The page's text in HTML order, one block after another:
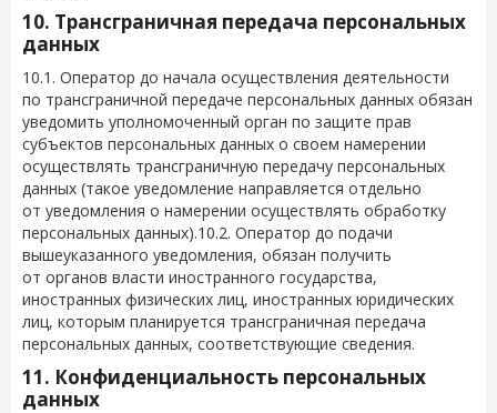
10. Трансграничная передача персональных
данных
10.1. Оператор до начала осуществления деятельности
по трансграничной передаче персональных данных обязан
уведомить уполномоченный орган по защите прав
субъектов персональных данных о своем намерении
осуществлять трансграничную передачу персональных
данных (такое уведомление направляется отдельно
от уведомления о намерении осуществлять обработку
персональных данных).10.2. Оператор до подачи
вышеуказанного уведомления, обязан получить
от органов власти иностранного государства,
иностранных физических лиц, иностранных юридических
лиц, которым планируется трансграничная передача
персональных данных, соответствующие сведения.
11. Конфиденциальность персональных
данных